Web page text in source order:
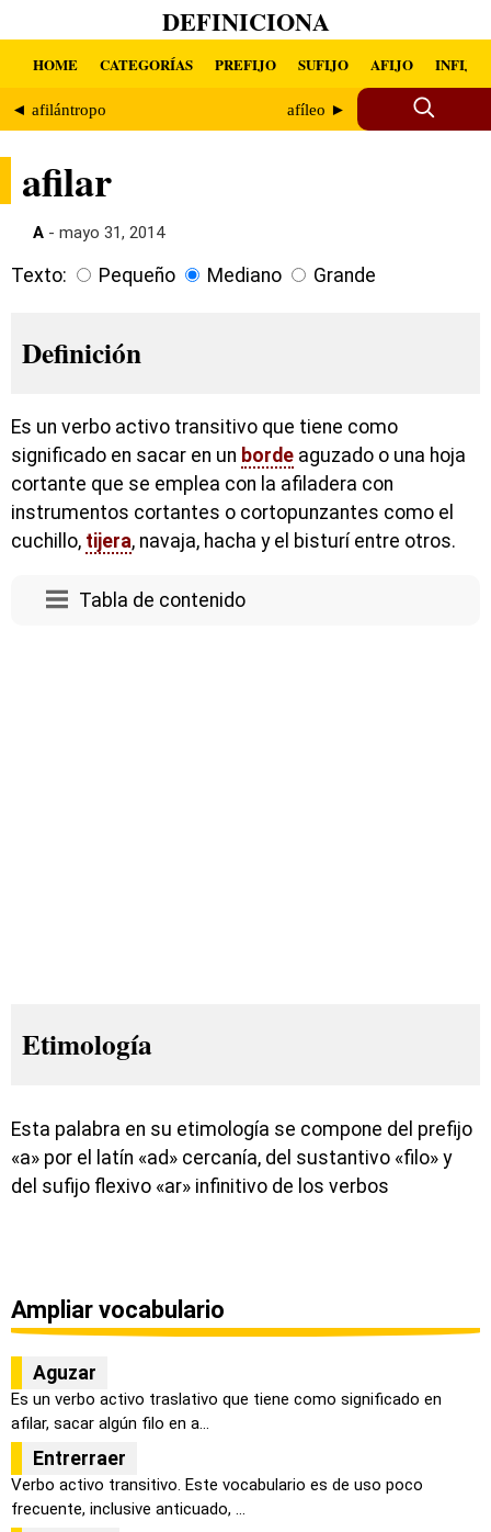
DEFINICIONA
HOME CATEGORÍAS PREFIJO SUFIJO AFIJO INFIJO
◄ afilántropo afíleo ►
afilar
A - mayo 31, 2014
Texto: Pequeño Mediano Grande
Definición
Es un verbo activo transitivo que tiene como
significado en sacar en un borde aguzado o una hoja
cortante que se emplea con la afiladera con
instrumentos cortantes o cortopunzantes como el
cuchillo, tijera, navaja, hacha y el bisturí entre otros.
Tabla de contenido
Etimología
Esta palabra en su etimología se compone del prefijo
«a» por el latín «ad» cercanía, del sustantivo «filo» y
del sufijo flexivo «ar» infinitivo de los verbos
Ampliar vocabulario
Aguzar
Es un verbo activo traslativo que tiene como significado en
afilar, sacar algún filo en a...
Entrerraer
Verbo activo transitivo. Este vocabulario es de uso poco
frecuente, inclusive anticuado, ...